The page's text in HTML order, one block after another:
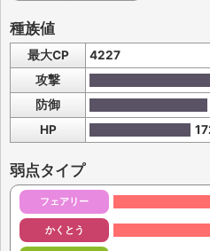
種族値
最大CP 4227
攻撃
防御
HP
弱点タイプ
フェアリー
かくとう